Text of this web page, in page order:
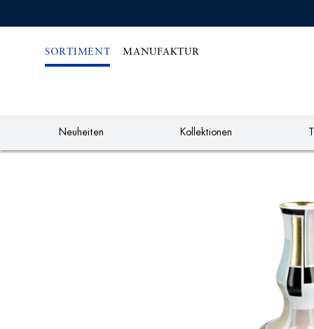
SORTIMENT MANUFAKTUR
Neuheiten Kollektionen